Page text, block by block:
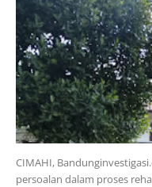
CIMAHI,
persoalan dalam proses